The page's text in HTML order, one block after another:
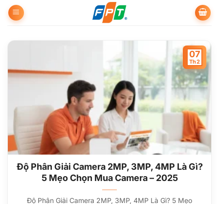
qua
dung
Độ Phân Giải Camera 2MP, 3MP, 4MP Là Gì?
5 Mẹo Chọn Mua Camera – 2025
Độ Phân Giải Camera 2MP, 3MP, 4MP Là Gì? 5 Mẹo
07
Th2